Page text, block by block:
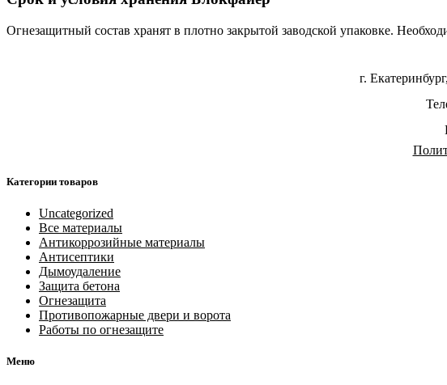
Огнезащитный состав хранят в плотно закрытой заводской упаковке.
г.
Категории товаров
Uncategorized
Все материалы
Антикоррозийные материалы
Антисептики
Дымоудаление
Защита бетона
Огнезащита
Противопожарные двери и ворота
Работы по огнезащите
Меню